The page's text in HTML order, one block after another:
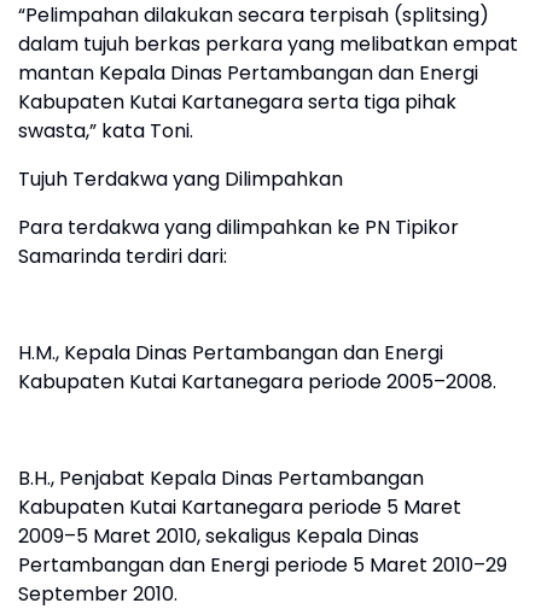
“Pelimpahan dilakukan secara terpisah (splitsing)
dalam tujuh berkas perkara yang melibatkan empat
mantan Kepala Dinas Pertambangan dan Energi
Kabupaten Kutai Kartanegara serta tiga pihak
swasta,” kata Toni.
Tujuh Terdakwa yang Dilimpahkan
Para terdakwa yang dilimpahkan ke PN Tipikor
Samarinda terdiri dari:
H.M., Kepala Dinas Pertambangan dan Energi
Kabupaten Kutai Kartanegara periode 2005–2008.
B.H., Penjabat Kepala Dinas Pertambangan
Kabupaten Kutai Kartanegara periode 5 Maret
2009–5 Maret 2010, sekaligus Kepala Dinas
Pertambangan dan Energi periode 5 Maret 2010–29
September 2010.